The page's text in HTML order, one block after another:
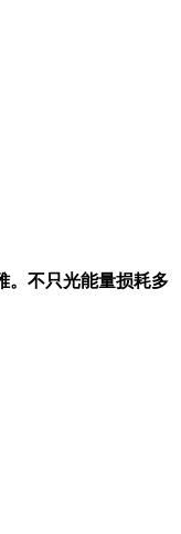
。不只光能量损耗多